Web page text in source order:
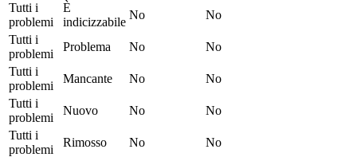
Tutti i
problemi
È
indicizzabile
No
No
Tutti i
problemi
Problema No
No
Tutti i
problemi
Mancante No
No
Tutti i
problemi
Nuovo No
No
Tutti i
problemi
Rimosso No No